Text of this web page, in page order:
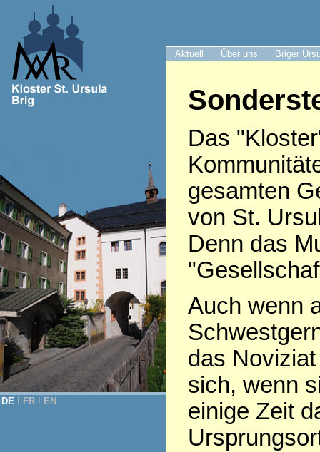
Aktuell Über uns Briger
DE FR EN
Das
gesamten
von St.
Denn das
Auch wenn
das
sich, wenn
einige Zeit